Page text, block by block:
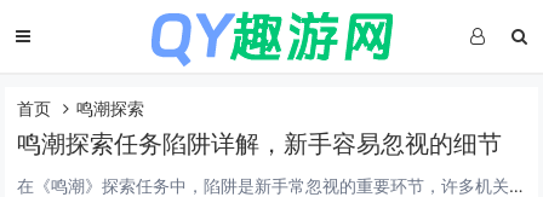
首页 鸣潮探索
鸣潮探索任务陷阱详解，新手容易忽视的细节
在《鸣潮》探索任务中，陷阱是新手常忽视的重要环节，许多机关看似普通，实则暗藏杀机，如地面裂缝、异常光影或静止的装置，往往触发后会造成角色掉血或任务失败，部分陷阱与环境融合紧密，需仔细观察才能发现，建议玩家推进任务时保持警惕，多利用侦查技能和...